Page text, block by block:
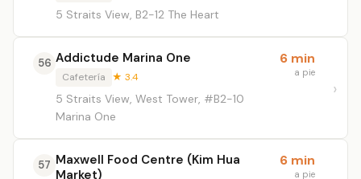
5 Straits View, B2-12 The Heart
56 Addictude Marina One
Cafetería ★ 3.4
5 Straits View, West Tower, #B2-10
Marina One
6 min
a pie
57 Maxwell Food Centre (Kim Hua
Market)
6 min
a pie